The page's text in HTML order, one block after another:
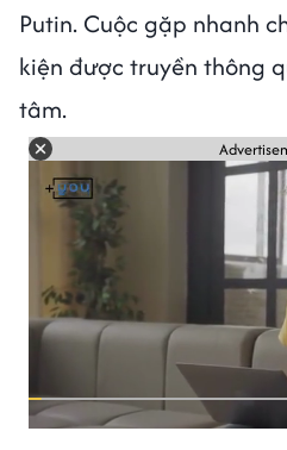
Putin. Cuộc gặp nhanh
kiện được truyền thông
tâm.